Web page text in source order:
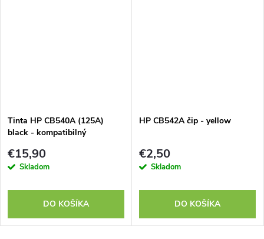
Tinta HP CB540A (125A)
black - kompatibilný
€15,90
Skladom
DO KOŠÍKA
HP CB542A čip - yellow
€2,50
Skladom
DO KOŠÍKA